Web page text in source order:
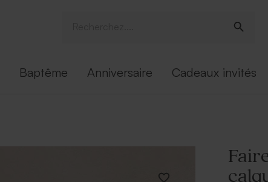
Baptême Anniversaire Cadeaux invités